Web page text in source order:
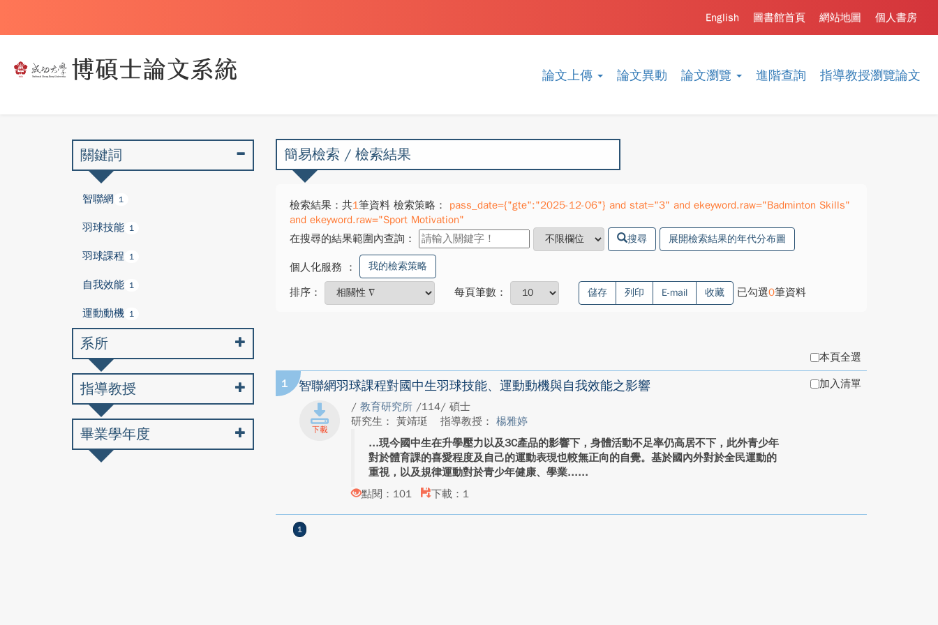
論文上傳 論文異動 論文瀏覽 進階查詢 指導教授瀏覽論文
個人書房
網站地圖
圖書館首頁
English
簡易檢索 / 檢索結果
檢索結果：共1筆資料 檢索策略：
pass_date={"gte":"2025-12-06"} and stat="3" and ekeyword.raw="Badminton Skills"
and ekeyword.raw="Sport Motivation"
在搜尋的結果範圍內查詢：
搜尋 展開檢索結果的年代分布圖
個人化服務 ： 我的檢索策略
排序： 每頁筆數： 儲存 列印 E-mail 收藏 已勾選0筆資料
本頁全選
1 智聯網羽球課程對國中生羽球技能、運動動機與自我效能之影響
/ 教育研究所 /114/ 碩士
研究生： 黃靖珽
指導教授： 楊雅婷
現今國中生在升學壓力以及3C產品的影響下，身體活動不足率仍高居不下，此外青少年
對於體育課的喜愛程度及自己的運動表現也較無正向的自覺。基於國內外對於全民運動的
重視，以及規律運動對於青少年健康、學業...
點閱：101
下載：1
加入清單
1
關鍵詞
智聯網 1
羽球技能 1
羽球課程 1
自我效能 1
運動動機 1
系所
指導教授
畢業學年度